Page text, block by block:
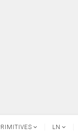
LN